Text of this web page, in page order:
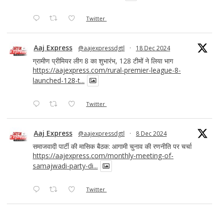
Twitter
Aaj Express @aajexpressdgtl · 18 Dec 2024
ग्रामीण प्रीमियर लीग 8 का शुभारंभ, 128 टीमों ने लिया भाग
https://aajexpress.com/rural-premier-league-8-
launched-128-t...
Twitter
Aaj Express @aajexpressdgtl · 8 Dec 2024
समाजवादी पार्टी की मासिक बैठक: आगामी चुनाव की रणनीति पर चर्चा
https://aajexpress.com/monthly-meeting-of-
samajwadi-party-di...
Twitter